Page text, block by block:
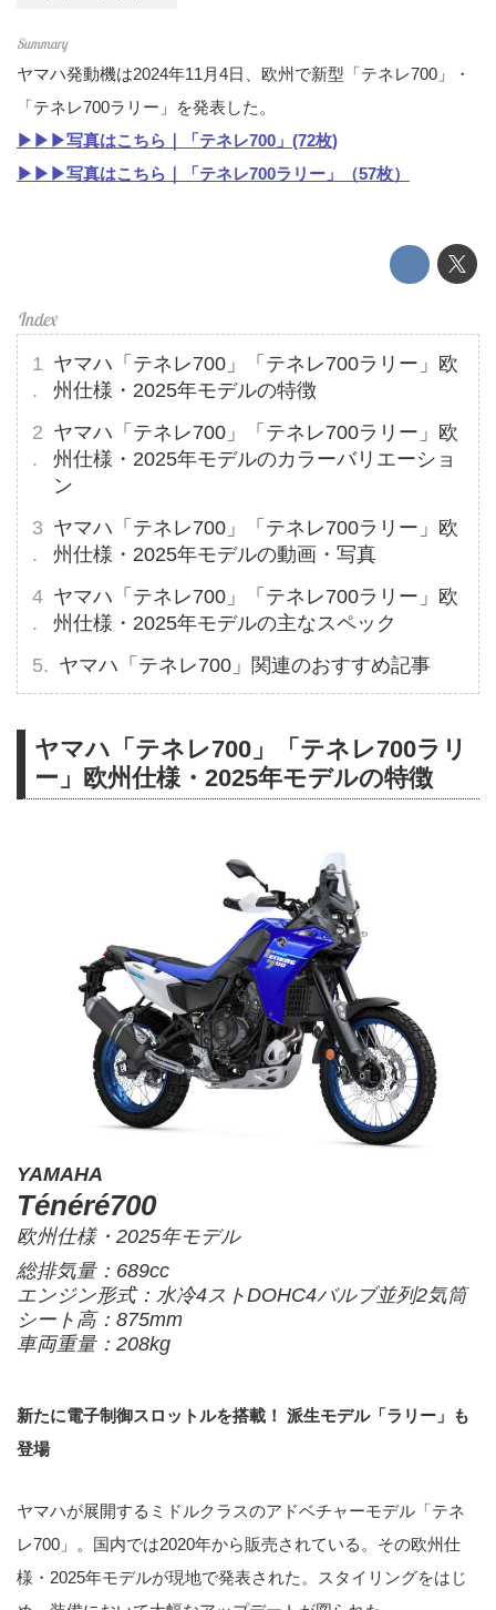
ヤマハ発動機は2024年11月4日、欧州で新型「テネレ700」・
「テネレ700ラリー」を発表した。
▶▶▶写真はこちら｜「テネレ700」(72枚)
▶▶▶写真はこちら｜「テネレ700ラリー」（57枚）
ヤマハ「テネレ700」「テネレ700ラリー」欧
州仕様・2025年モデルの特徴
ヤマハ「テネレ700」「テネレ700ラリー」欧
州仕様・2025年モデルのカラーバリエーショ
ン
ヤマハ「テネレ700」「テネレ700ラリー」欧
州仕様・2025年モデルの動画・写真
ヤマハ「テネレ700」「テネレ700ラリー」欧
州仕様・2025年モデルの主なスペック
ヤマハ「テネレ700」関連のおすすめ記事
ヤマハ「テネレ700」「テネレ700ラリ
ー」欧州仕様・2025年モデルの特徴
YAMAHA
Ténéré700
欧州仕様・2025年モデル
総排気量：689cc
エンジン形式：水冷4ストDOHC4バルブ並列2気筒
シート高：875mm
車両重量：208kg
新たに電子制御スロットルを搭載！ 派生モデル「ラリー」も
登場
ヤマハが展開するミドルクラスのアドベチャーモデル「テネ
レ700」。国内では2020年から販売されている。その欧州仕
様・2025年モデルが現地で発表された。スタイリングをはじ